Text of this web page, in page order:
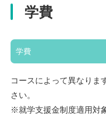
学費
学費
コースによって異なりま
さい。
※就学支援金制度適用対